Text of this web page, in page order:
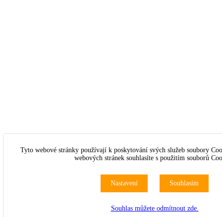
Tyto webové stránky používají k poskytování svých služeb soubory
webových stránek souhlasíte s použitím souborů
Nastavení Souhlasím
Souhlas můžete odmítnout zde.